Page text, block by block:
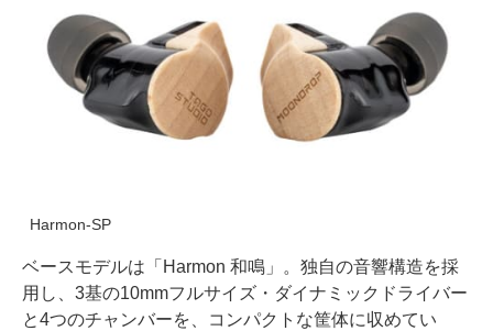
Harmon-SP
ベースモデルは「Harmon 和鳴」。独自の音響構造を採
用し、3基の10mmフルサイズ・ダイナミックドライバー
と4つのチャンバーを、コンパクトな筐体に収めてい